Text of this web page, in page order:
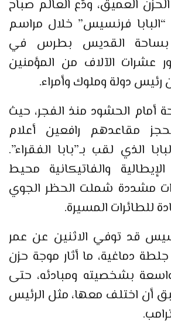
العميق، ودّع العالم صباح
أبريل “البابا فرنسيس” خلال مراسم
بساحة القديس بطرس في
عشرات الآلاف من المؤمنين
دولة وملوك وأمراء.
أمام الحشود منذ الفجر، حيث
مقاعدهم رافعين أعلام
الذي لقب بـ”بابا الفقراء”.
والفاتيكانية محيط
مشددة شملت الحظر الجوي
للطائرات المسيرة.
قد توفي الاثنين عن عمر
إثر جلطة دماغية، ما أثار موجة حزن
بشخصيته ومبادئه، حتى
اختلف معها، مثل الرئيس